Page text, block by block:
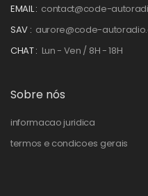
EMAIL : contact@code-
SAV : aurore@code-
CHAT : Lun - Ven / 8H - 18H
Sobre nós
informacao juridica
termos e condicoes gerais